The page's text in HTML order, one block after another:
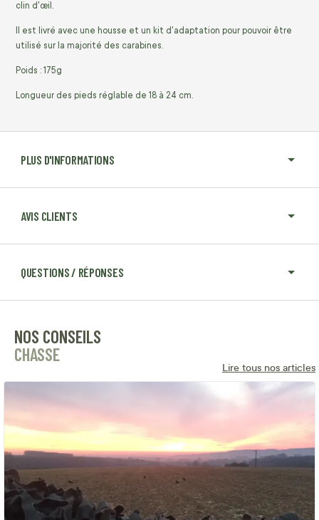
PLUS D'INFORMATIONS
AVIS CLIENTS
QUESTIONS / RÉPONSES
clin d'œil.
Il est livré avec une housse et un kit d'adaptation pour pouvoir être
utilisé sur la majorité des carabines.
Poids : 175g
Longueur des pieds réglable de 18 à 24 cm.
NOS CONSEILS
CHASSE
Lire tous nos articles